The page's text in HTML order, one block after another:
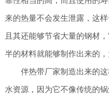
来的热量不会发生泄露，这
且其还能够节省大量的钢材
半的材料就能够制作出来的
伴热带厂家制造出来的这
水资源，因为它不像传统的